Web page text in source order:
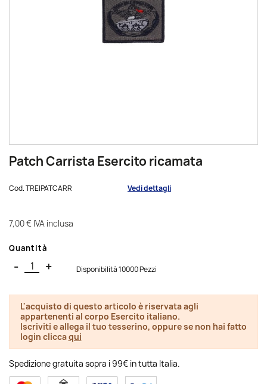
Patch Carrista Esercito ricamata
Cod.TREIPATCARR Vedi dettagli
7,00 € IVA inclusa
Quantità
- + Disponibilità 10000 Pezzi
L'acquisto di questo articolo è riservata agli
appartenenti al corpo Esercito italiano.
Iscriviti e allega il tuo tesserino, oppure se non hai fatto
login cliccaqui
Spedizione gratuita sopra i 99€ in tutta Italia.